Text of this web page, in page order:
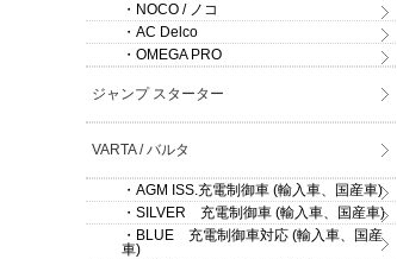
・NOCO / ノコ
・AC Delco
・OMEGA PRO
ジャンプ スターター
VARTA / バルタ
・AGM ISS.充電制御車 (輸入車、国産車)
・SILVER 充電制御車 (輸入車、国産車)
・BLUE 充電制御車対応 (輸入車、国産
車)